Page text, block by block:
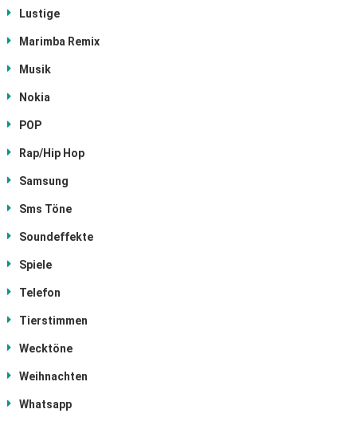
Lustige
Marimba Remix
Musik
Nokia
POP
Rap/Hip Hop
Samsung
Sms Töne
Soundeffekte
Spiele
Telefon
Tierstimmen
Wecktöne
Weihnachten
Whatsapp